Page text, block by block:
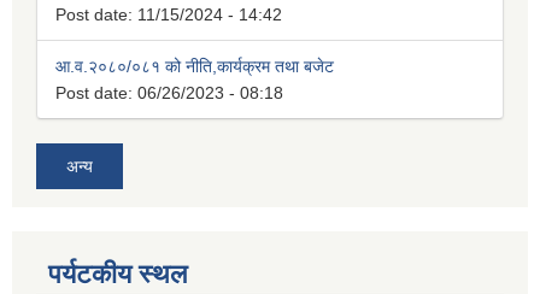
Post date: 11/15/2024 - 14:42
आ.व.२०८०/०८१ को नीति,कार्यक्रम तथा बजेट
Post date: 06/26/2023 - 08:18
अन्य
पर्यटकीय स्थल